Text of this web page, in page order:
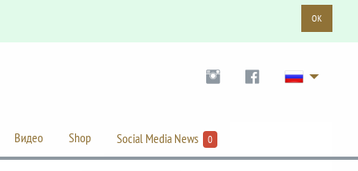
OK
Видео Shop Social Media News 0